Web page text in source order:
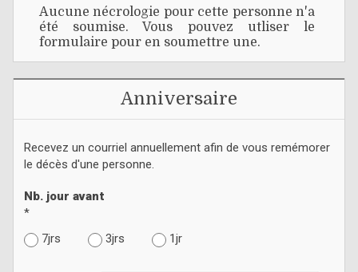
Aucune nécrologie pour cette personne n'a
été soumise. Vous pouvez utliser le
formulaire pour en soumettre une.
Anniversaire
Recevez un courriel annuellement afin de vous remémorer
le décès d'une personne.
Nb. jour avant
*
7jrs
3jrs 1jr